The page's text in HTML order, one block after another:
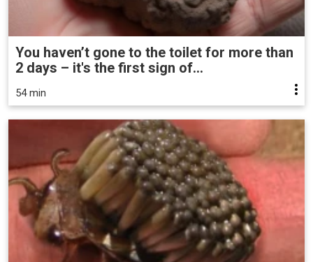
You haven’t gone to the toilet for more than
2 days – it's the first sign of...
54 min